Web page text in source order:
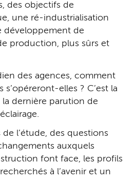
des objectifs de
une ré-industrialisation
développement de
production, plus sûrs et
des agences, comment
elles ? C’est la
dernière parution de
l’étude, des questions
auxquels
font face, les profils
à l’avenir et un